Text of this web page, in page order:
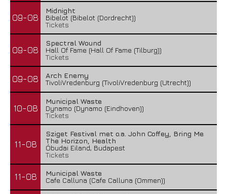
09-08
Midnight
Bibelot (Bibelot (Dordrecht))
Tickets
09-08
Spectral Wound
Hall Of Fame (Hall Of Fame (Tilburg))
Tickets
09-08
Arch Enemy
TivoliVredenburg (TivoliVredenburg (Utrecht))
10-08
Municipal Waste
Dynamo (Dynamo (Eindhoven))
Tickets
11-08
Sziget Festival met o.a. John Coffey, Bring Me
The Horizon, Health
Óbudai Eiland, Budapest
Tickets
11-08
Municipal Waste
Cafe Calluna (Cafe Calluna (Ommen))